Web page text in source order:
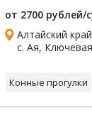
от 2700 рублей/
Алтайский
с. Ая,
Конные прогулки